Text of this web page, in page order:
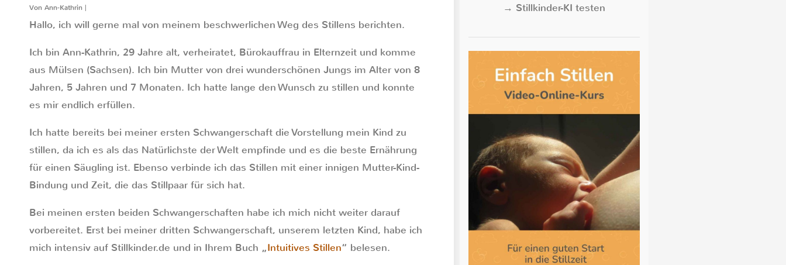
Von Ann-Kathrin |
Hallo, ich will gerne mal von meinem beschwerlichen Weg des Stillens berichten.
Ich bin Ann-Kathrin, 29 Jahre alt, verheiratet, Bürokauffrau in Elternzeit und komme
aus Mülsen (Sachsen). Ich bin Mutter von drei wunderschönen Jungs im Alter von 8
Jahren, 5 Jahren und 7 Monaten. Ich hatte lange den Wunsch zu stillen und konnte
es mir endlich erfüllen.
Ich hatte bereits bei meiner ersten Schwangerschaft die Vorstellung mein Kind zu
stillen, da ich es als das Natürlichste der Welt empfinde und es die beste Ernährung
für einen Säugling ist. Ebenso verbinde ich das Stillen mit einer innigen Mutter-Kind-
Bindung und Zeit, die das Stillpaar für sich hat.
Bei meinen ersten beiden Schwangerschaften habe ich mich nicht weiter darauf
vorbereitet. Erst bei meiner dritten Schwangerschaft, unserem letzten Kind, habe ich
mich intensiv auf Stillkinder.de und in Ihrem Buch „Intuitives Stillen“ belesen.
→ Stillkinder-KI testen